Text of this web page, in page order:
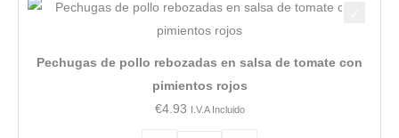
Pechugas de pollo rebozadas en salsa de tomate con
pimientos rojos
€4.93 I.V.A Incluido
rebozadas
en
salsa